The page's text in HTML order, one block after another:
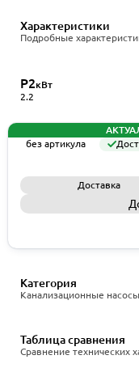
Характеристики
Подробные
P2кВт
2.2
без артикула
Доставка
Канализационные насосы
Категория
Сравнение технических
Таблица сравнения